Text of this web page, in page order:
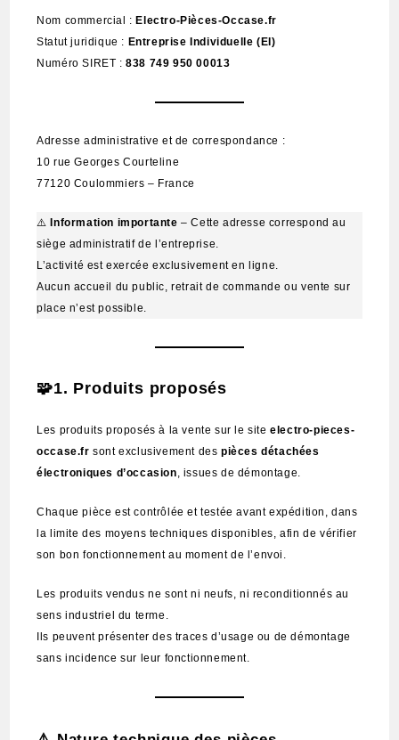
Nom commercial : Electro-Pièces-Occase.fr
Statut juridique : Entreprise Individuelle (EI)
Numéro SIRET :838 749 950 00013
Adresse administrative et de correspondance :
10 rue Georges Courteline
77120 Coulommiers – France
⚠️ Information importante – Cette adresse correspond au
siège administratif de l’entreprise.
L’activité est exercée exclusivement en ligne.
Aucun accueil du public, retrait de commande ou vente sur
place n’est possible.
🧩1. Produits proposés
Les produits proposés à la vente sur le siteelectro-pieces-
occase.fr sont exclusivement despièces détachées
électroniques d’occasion, issues de démontage.
Chaque pièce est contrôlée et testée avant expédition, dans
la limite des moyens techniques disponibles, afin de vérifier
son bon fonctionnement au moment de l’envoi.
Les produits vendus ne sont ni neufs, ni reconditionnés au
sens industriel du terme.
Ils peuvent présenter des traces d’usage ou de démontage
sans incidence sur leur fonctionnement.